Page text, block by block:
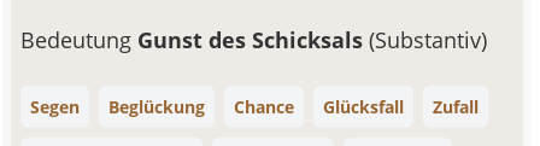
Bedeutung Gunst des Schicksals(Substantiv)
Segen Beglückung Chance Glücksfall Zufall